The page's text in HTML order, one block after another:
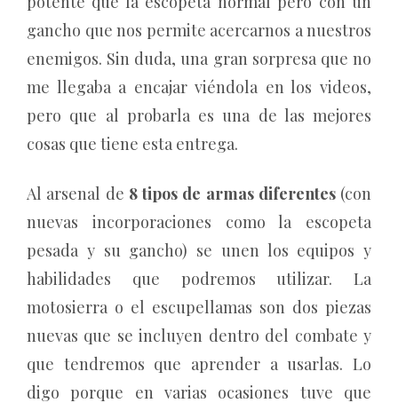
gancho que nos permite acercarnos a nuestros
enemigos. Sin duda, una gran sorpresa que no
me llegaba a encajar viéndola en los videos,
pero que al probarla es una de las mejores
cosas que tiene esta entrega.
Al arsenal de 8 tipos de armas diferentes(con
nuevas incorporaciones como la escopeta
pesada y su gancho) se unen los equipos y
habilidades que podremos utilizar. La
motosierra o el escupellamas son dos piezas
nuevas que se incluyen dentro del combate y
que tendremos que aprender a usarlas. Lo
digo porque en varias ocasiones tuve que